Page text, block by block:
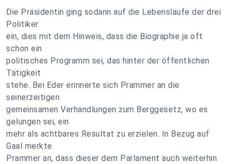
Die Präsidentin ging sodann auf die Lebensläufe der drei
Politiker
ein, dies mit dem Hinweis, dass die Biographie ja oft
schon ein
politisches Programm sei, das hinter der öffentlichen
Tätigkeit
stehe. Bei Eder erinnerte sich Prammer an die
seinerzeitigen
gemeinsamen Verhandlungen zum Berggesetz, wo es
gelungen sei, ein
mehr als achtbares Resultat zu erzielen. In Bezug auf
Gaal merkte
Prammer an, dass dieser dem Parlament auch weiterhin